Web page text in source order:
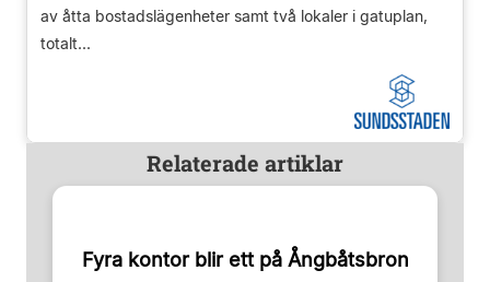
av åtta bostadslägenheter samt två lokaler i gatuplan,
totalt...
Relaterade artiklar
Fyra kontor blir ett på Ångbåtsbron